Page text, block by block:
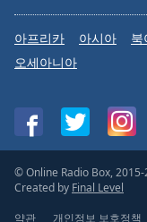
아프리카 아시아 북
오세아니아
© Online Radio Box,
Created by Final Level
약관
개인정보 보호정책